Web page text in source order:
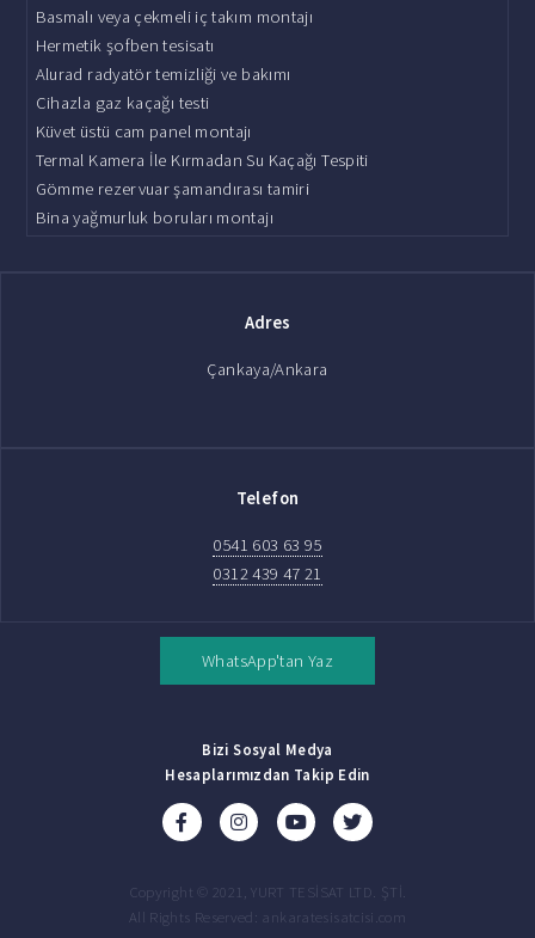
Basmalı veya çekmeli iç takım montajı
Hermetik şofben tesisatı
Alurad radyatör temizliği ve bakımı
Cihazla gaz kaçağı testi
Küvet üstü cam panel montajı
Termal Kamera İle Kırmadan Su Kaçağı Tespiti
Gömme rezervuar şamandırası tamiri
Bina yağmurluk boruları montajı
Adres
Çankaya/Ankara
Telefon
0541 603 63 95
0312 439 47 21
WhatsApp'tan Yaz
Bizi Sosyal Medya
Hesaplarımızdan Takip Edin
Copyright © 2021, YURT TESİSAT LTD. ŞTİ.
All Rights Reserved: ankaratesisatcisi.com